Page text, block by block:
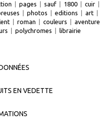
pages sauf 1800 cuir
photos editions art
roman couleurs aventure
polychromes librairie
EN VEDETTE